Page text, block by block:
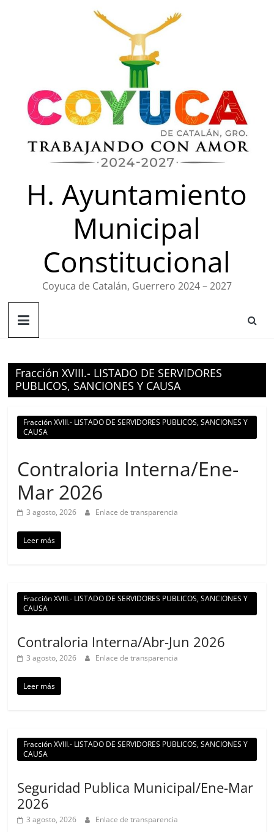
H. Ayuntamiento
Municipal
Constitucional
Coyuca de Catalán, Guerrero 2024 – 2027
Fracción XVIII.- LISTADO DE SERVIDORES
PUBLICOS, SANCIONES Y CAUSA
Fracción XVIII.- LISTADO DE SERVIDORES PUBLICOS, SANCIONES Y
CAUSA
Contraloria Interna/Ene-
Mar 2026
3 agosto, 2026 Enlace de transparencia
Leer más
Fracción XVIII.- LISTADO DE SERVIDORES PUBLICOS, SANCIONES Y
CAUSA
Contraloria Interna/Abr-Jun 2026
3 agosto, 2026 Enlace de transparencia
Leer más
Fracción XVIII.- LISTADO DE SERVIDORES PUBLICOS, SANCIONES Y
CAUSA
Seguridad Publica Municipal/Ene-Mar
2026
3 agosto, 2026 Enlace de transparencia